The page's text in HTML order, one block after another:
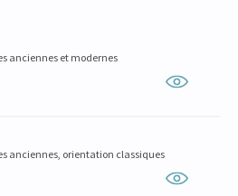
anciennes et modernes
anciennes, orientation classiques